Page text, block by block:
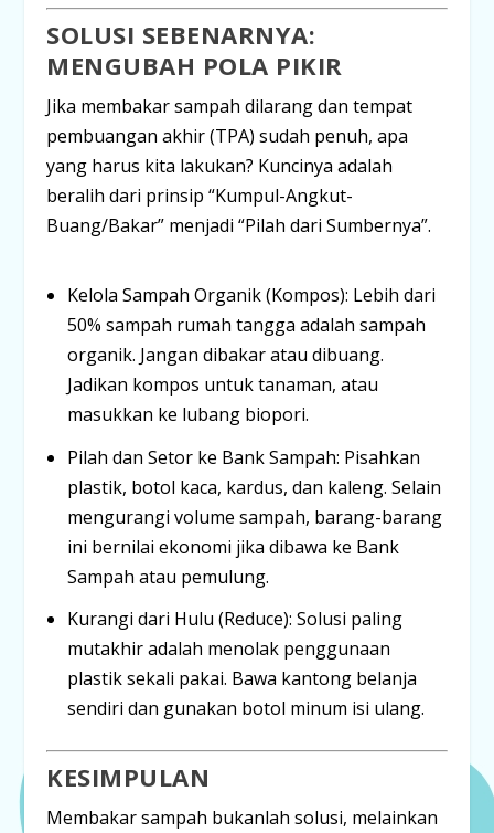
SOLUSI SEBENARNYA:
MENGUBAH POLA PIKIR
Jika membakar sampah dilarang dan tempat
pembuangan akhir (TPA) sudah penuh, apa
yang harus kita lakukan? Kuncinya adalah
beralih dari prinsip“Kumpul-Angkut-
Buang/Bakar” menjadi“Pilah dari Sumbernya”.
Kelola Sampah Organik (Kompos): Lebih dari
50% sampah rumah tangga adalah sampah
organik. Jangan dibakar atau dibuang.
Jadikan kompos untuk tanaman, atau
masukkan ke lubang biopori.
Pilah dan Setor ke Bank Sampah: Pisahkan
plastik, botol kaca, kardus, dan kaleng. Selain
mengurangi volume sampah, barang-barang
ini bernilai ekonomi jika dibawa ke Bank
Sampah atau pemulung.
Kurangi dari Hulu (Reduce): Solusi paling
mutakhir adalah menolak penggunaan
plastik sekali pakai. Bawa kantong belanja
sendiri dan gunakan botol minum isi ulang.
KESIMPULAN
Membakar sampah bukanlah solusi, melainkan